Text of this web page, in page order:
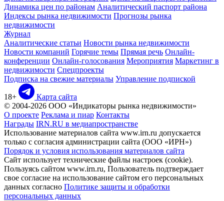
Динамика цен по районам Аналитический паспорт района
Индексы рынка недвижимости Прогнозы рынка
недвижимости
Журнал
Аналитические статьи Новости рынка недвижимости
Новости компаний Горячие темы Прямая речь Онлайн-
конференции Онлайн-голосования Мероприятия Маркетинг в
недвижимости Спецпроекты
Подписка на свежие материалы Управление подпиской
18+
Карта сайта
© 2004-2026 ООО «Индикаторы рынка недвижимости»
О проекте Реклама и пиар Контакты
Награды IRN.RU в медиапространстве
Использование материалов сайта www.irn.ru допускается
только с согласия администрации сайта (ООО «ИРН»)
Порядок и условия использования материалов сайта
Сайт использует технические файлы настроек (cookie).
Пользуясь сайтом www.irn.ru, Пользователь подтверждает
свое согласие на использование сайтом его персональных
данных согласно Политике защиты и обработки
персональных данных